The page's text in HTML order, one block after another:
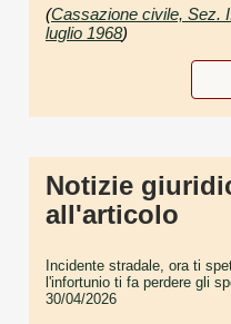
(Cassazione civile, Sez.
luglio 1968)
Notizie
all'articolo
Incidente stradale, ora ti
l'infortunio ti fa perdere gli
30/04/2026